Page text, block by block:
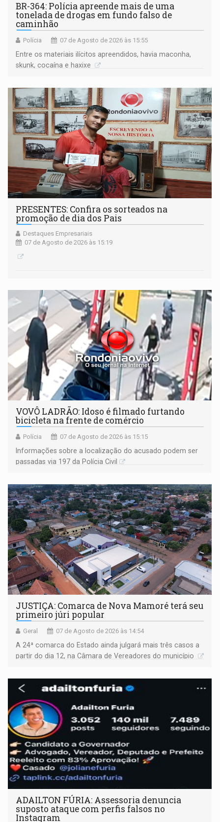
BR-364: Polícia apreende mais de uma
tonelada de drogas em fundo falso de
caminhão
Polícia 07 de Agosto de 2026 às 15:55
Entre os materiais ilícitos apreendidos, havia maconha,
skunk, cocaína e haxixe
PRESENTES: Confira os sorteados na
promoção de dia dos Pais
Destaques Empresariais
07 de Agosto de 2026 às 15:19
VOVÔ LADRÃO: Idoso é filmado furtando
bicicleta na frente de comércio
Polícia 07 de Agosto de 2026 às 15:15
Informações sobre a localização do acusado podem ser
passadas via 197 da Polícia Civil
JUSTIÇA: Comarca de Nova Mamoré terá seu
primeiro júri popular
Geral 07 de Agosto de 2026 às 14:54
A 24ª comarca do Estado ainda julgará mais três casos a
partir do dia 12, na Câmara de Vereadores do município
ADAILTON FÚRIA: Assessoria denuncia
suposto ataque com perfis falsos no
Instagram